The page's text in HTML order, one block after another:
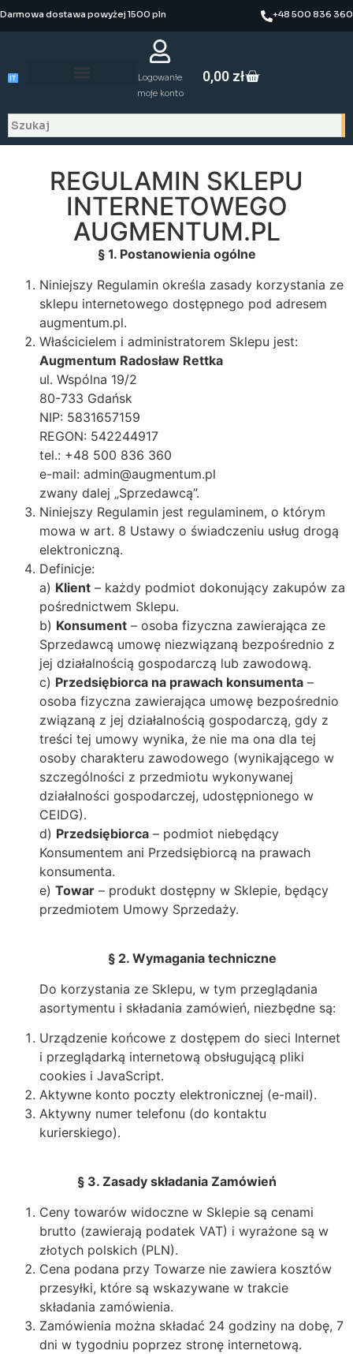
Darmowa dostawa powyżej 1500 pln +48 500 836 360
Logowanie
moje konto
0,00 zł
REGULAMIN SKLEPU
INTERNETOWEGO
AUGMENTUM.PL
§ 1. Postanowienia ogólne
Niniejszy Regulamin określa zasady korzystania ze
sklepu internetowego dostępnego pod adresem
augmentum.pl.
Właścicielem i administratorem Sklepu jest:
Augmentum Radosław Rettka
ul. Wspólna 19/2
80-733 Gdańsk
NIP: 5831657159
REGON: 542244917
tel.: +48 500 836 360
e-mail: admin@augmentum.pl
zwany dalej „Sprzedawcą”.
Niniejszy Regulamin jest regulaminem, o którym
mowa w art. 8 Ustawy o świadczeniu usług drogą
elektroniczną.
Definicje:
a) Klient – każdy podmiot dokonujący zakupów za
pośrednictwem Sklepu.
b) Konsument – osoba fizyczna zawierająca ze
Sprzedawcą umowę niezwiązaną bezpośrednio z
jej działalnością gospodarczą lub zawodową.
c) Przedsiębiorca na prawach konsumenta –
osoba fizyczna zawierająca umowę bezpośrednio
związaną z jej działalnością gospodarczą, gdy z
treści tej umowy wynika, że nie ma ona dla tej
osoby charakteru zawodowego (wynikającego w
szczególności z przedmiotu wykonywanej
działalności gospodarczej, udostępnionego w
CEIDG).
d) Przedsiębiorca – podmiot niebędący
Konsumentem ani Przedsiębiorcą na prawach
konsumenta.
e) Towar – produkt dostępny w Sklepie, będący
przedmiotem Umowy Sprzedaży.
§ 2. Wymagania techniczne
Do korzystania ze Sklepu, w tym przeglądania
asortymentu i składania zamówień, niezbędne są:
Urządzenie końcowe z dostępem do sieci Internet
i przeglądarką internetową obsługującą pliki
cookies i JavaScript.
Aktywne konto poczty elektronicznej (e-mail).
Aktywny numer telefonu (do kontaktu
kurierskiego).
§ 3. Zasady składania Zamówień
Ceny towarów widoczne w Sklepie są cenami
brutto (zawierają podatek VAT) i wyrażone są w
złotych polskich (PLN).
Cena podana przy Towarze nie zawiera kosztów
przesyłki, które są wskazywane w trakcie
składania zamówienia.
Zamówienia można składać 24 godziny na dobę, 7
dni w tygodniu poprzez stronę internetową.